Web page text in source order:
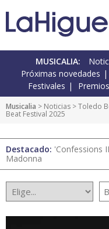
MUSICALIA:
Próximas novedades
Festivales
Premios
Musicalia > Noticias >Toledo
Beat Festival 2025
Destacado: 'Confessions
Madonna